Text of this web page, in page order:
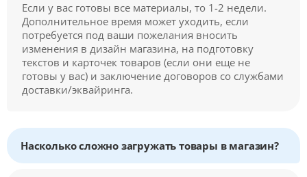
Если у вас готовы все материалы, то 1-2 недели.
Дополнительное время может уходить, если
потребуется под ваши пожелания вносить
изменения в дизайн магазина, на подготовку
текстов и карточек товаров (если они еще не
готовы у вас) и заключение договоров со службами
доставки/эквайринга.
Насколько сложно загружать товары в магазин?